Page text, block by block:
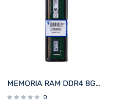
MEMORIA RAM DDR4 8GB 3200 KINGSTON KVR32N22S6/8
0